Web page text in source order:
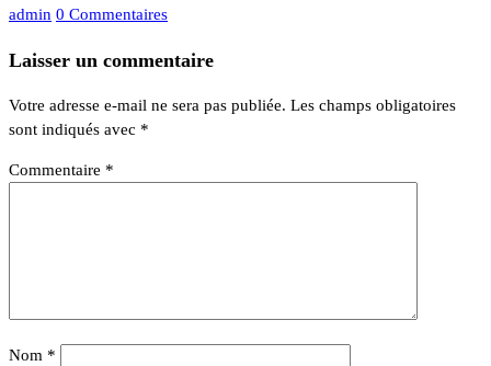
admin 0 Commentaires
Laisser un commentaire
Votre adresse e-mail ne sera pas publiée. Les champs obligatoires
sont indiqués avec *
Commentaire *
Nom *